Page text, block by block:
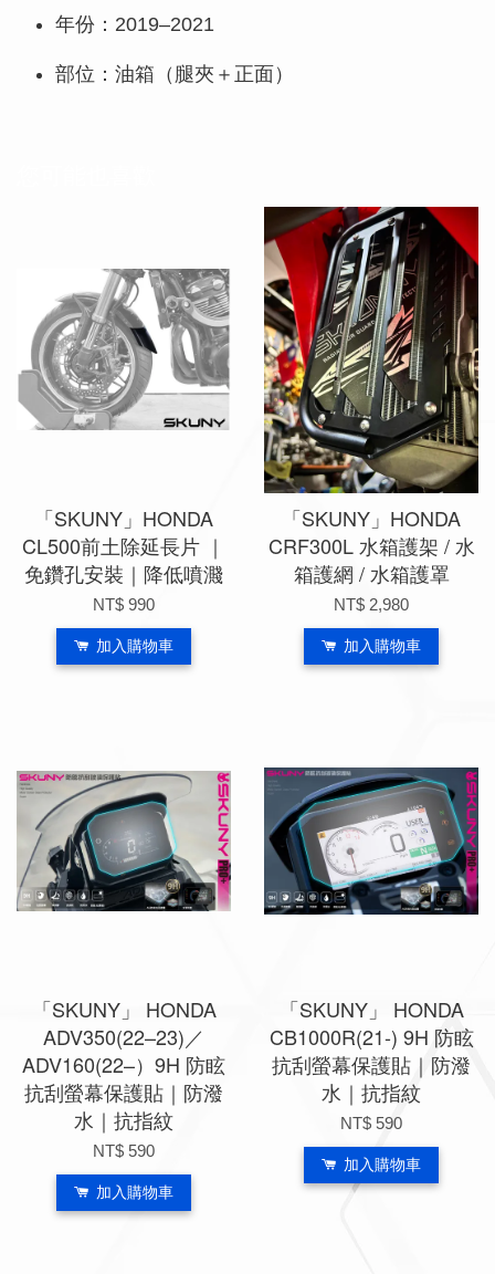
年份：2019–2021
部位：油箱（腿夾＋正面）
「SKUNY」HONDA
CL500前土除延長片 ｜
免鑽孔安裝｜降低噴濺
NT$ 990
加入購物車
「SKUNY」HONDA
CRF300L 水箱護架 / 水
箱護網 / 水箱護罩
NT$ 2,980
加入購物車
「SKUNY」 HONDA
ADV350(22–23)／
ADV160(22–）9H 防眩
抗刮螢幕保護貼｜防潑
水｜抗指紋
NT$ 590
加入購物車
「SKUNY」 HONDA
CB1000R(21-) 9H 防眩
抗刮螢幕保護貼｜防潑
水｜抗指紋
NT$ 590
加入購物車